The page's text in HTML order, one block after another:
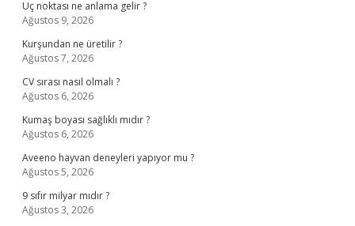
Uç noktası ne anlama gelir ?
Ağustos 9, 2026
Kurşundan ne üretilir ?
Ağustos 7, 2026
CV sırası nasıl olmalı ?
Ağustos 6, 2026
Kumaş boyası sağlıklı mıdır ?
Ağustos 6, 2026
Aveeno hayvan deneyleri yapıyor mu ?
Ağustos 5, 2026
9 sıfır milyar mıdır ?
Ağustos 3, 2026